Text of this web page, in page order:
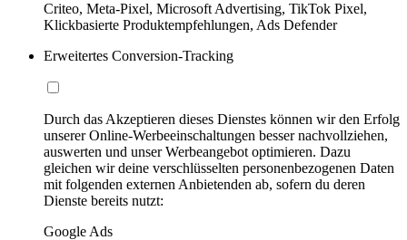
Criteo, Meta-Pixel, Microsoft Advertising, TikTok Pixel,
Klickbasierte Produktempfehlungen, Ads Defender
Erweitertes Conversion-Tracking
Durch das Akzeptieren dieses Dienstes können wir den Erfolg
unserer Online-Werbeeinschaltungen besser nachvollziehen,
auswerten und unser Werbeangebot optimieren. Dazu
gleichen wir deine verschlüsselten personenbezogenen Daten
mit folgenden externen Anbietenden ab, sofern du deren
Dienste bereits nutzt:
Google Ads